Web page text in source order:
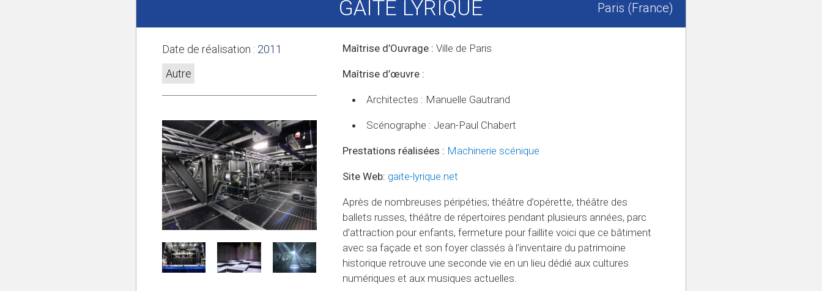
GAÎTÉ LYRIQUE Paris (France)
Date de réalisation : 2011
Autre
Maîtrise d’Ouvrage : Ville de Paris
Maîtrise d’œuvre :
Architectes : Manuelle Gautrand
Scénographe : Jean-Paul Chabert
Prestations réalisées : Machinerie scénique
Site Web: gaite-lyrique.net
Après de nombreuses péripéties; théâtre d’opérette, théâtre des
ballets russes, théâtre de répertoires pendant plusieurs années, parc
d’attraction pour enfants, fermeture pour faillite voici que ce bâtiment
avec sa façade et son foyer classés à l’inventaire du patrimoine
historique retrouve une seconde vie en un lieu dédié aux cultures
numériques et aux musiques actuelles.